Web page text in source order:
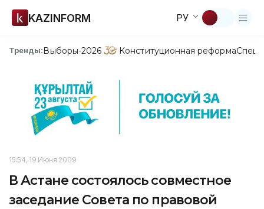
KAZINFORM РУ
Тренды:Выборы-2026 Конституционная реформа
15:54, 19 Июня 2009
В Астане состоялось совместное
заседание Совета по правовой